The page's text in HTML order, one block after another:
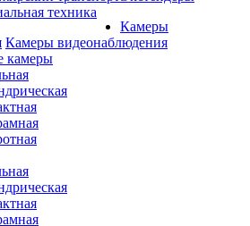
техника
Камеры
Камеры видеонаблюдения
камеры